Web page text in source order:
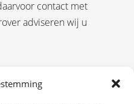
contact met
adviseren wij u